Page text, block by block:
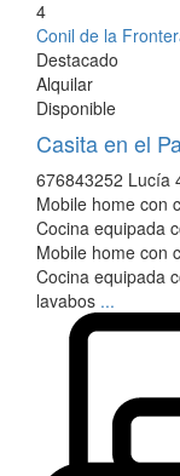
4
Conil de la
Destacado
Alquilar
Disponible
Casita en el
676843252 Lucía
Mobile home con
Cocina equipada
Mobile home con
Cocina equipada
lavabos ...